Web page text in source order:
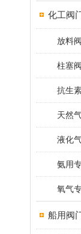
化工阀
放料
柱塞
抗生
天然
液化
氨用
氧气
船用阀